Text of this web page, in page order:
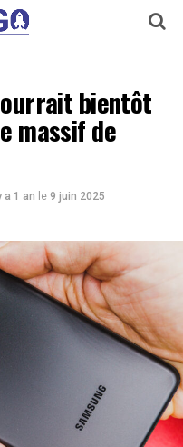
bientôt
massif de
a 1 an le 9 juin 2025